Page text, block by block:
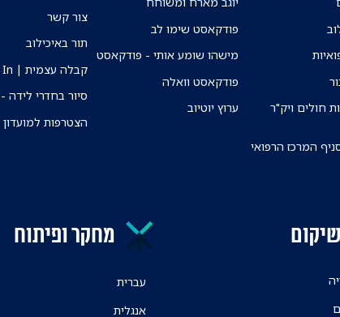
חולים ויק"ר
המרכז הרפואי
פודקאסט שימו לב
מישהו שומע אותי - פודקאסט
פודקאסט וואלה
ערוץ יוטיוב
צור קשר
תור באיכילוב
קבלה עצמית | Check In
סיור בחדרי לידה -
הצטרפות למועדון BEWELL
שיקום מחקר ופיתוח
עברית
אנגלית